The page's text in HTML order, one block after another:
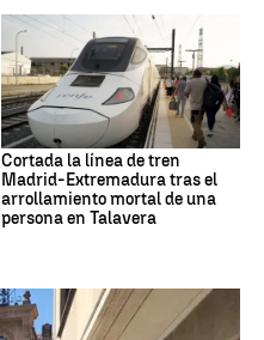
Cortada la línea de tren
Madrid-Extremadura tras el
arrollamiento mortal de una
persona en Talavera